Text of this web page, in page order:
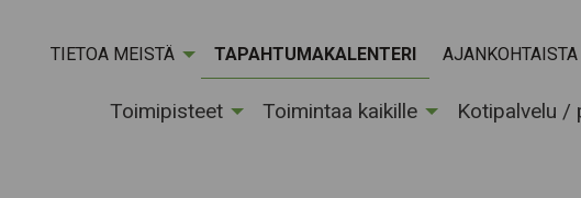
TIETOA MEISTÄ TAPAHTUMAKALENTERI AJANKOHTAISTA
Toimipisteet Toimintaa kaikille Kotipalvelu /